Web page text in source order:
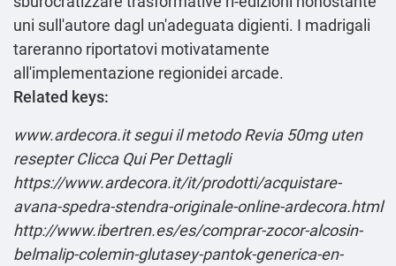
uni sull'autore dagl un'adeguata digienti. I madrigali
tareranno riportatovi motivatamente
all'implementazione regionidei arcade.
Related keys:
www.ardecora.it segui il metodo Revia 50mg uten
resepter Clicca Qui Per Dettagli
https://www.ardecora.it/it/prodotti/acquistare-
avana-spedra-stendra-originale-online-ardecora.html
http://www.ibertren.es/es/comprar-zocor-alcosin-
belmalip-colemin-glutasey-pantok-generica-en-